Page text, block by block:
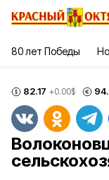
80 лет Победы
82.17 +0.00$